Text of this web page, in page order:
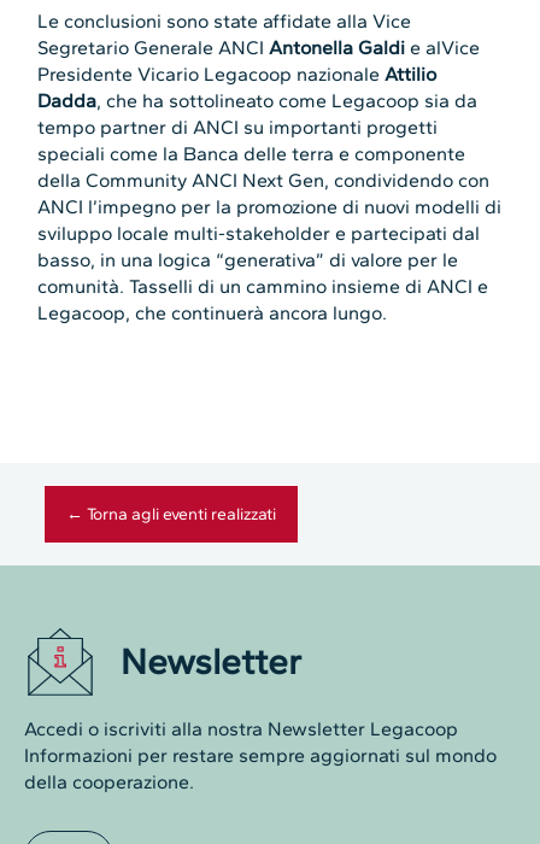
Le conclusioni sono state affidate alla Vice
Segretario Generale ANCIAntonella Galdi e alVice
Presidente Vicario Legacoop nazionaleAttilio
Dadda, che ha sottolineato come Legacoop sia da
tempo partner di ANCI su importanti progetti
speciali come la Banca delle terra e componente
della Community ANCI Next Gen, condividendo con
ANCI l’impegno per la promozione di nuovi modelli di
sviluppo locale multi-stakeholder e partecipati dal
basso, in una logica “generativa” di valore per le
comunità. Tasselli di un cammino insieme di ANCI e
Legacoop, che continuerà ancora lungo.
← Torna agli eventi realizzati
Newsletter
Accedi o iscriviti alla nostra Newsletter Legacoop
Informazioni per restare sempre aggiornati sul mondo
della cooperazione.